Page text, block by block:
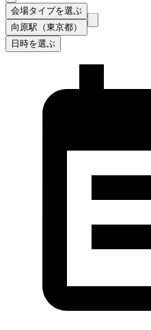
会場タイプを選ぶ
向原駅（東京都）
日時を選ぶ